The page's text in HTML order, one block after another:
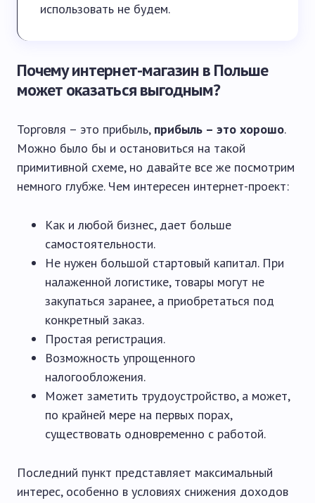
использовать не будем.
Почему интернет-магазин в Польше
может оказаться выгодным?
Торговля – это прибыль, прибыль – это хорошо.
Можно было бы и остановиться на такой
примитивной схеме, но давайте все же посмотрим
немного глубже. Чем интересен интернет-проект:
Как и любой бизнес, дает больше
самостоятельности.
Не нужен большой стартовый капитал. При
налаженной логистике, товары могут не
закупаться заранее, а приобретаться под
конкретный заказ.
Простая регистрация.
Возможность упрощенного
налогообложения.
Может заметить трудоустройство, а может,
по крайней мере на первых порах,
существовать одновременно с работой.
Последний пункт представляет максимальный
интерес, особенно в условиях снижения доходов